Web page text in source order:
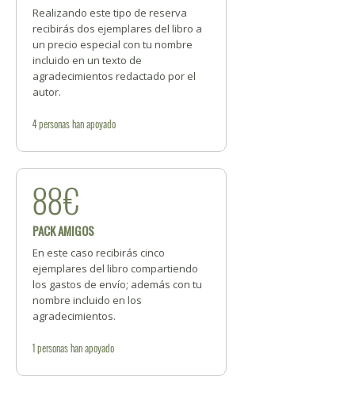
Realizando este tipo de reserva
recibirás dos ejemplares del libro a
un precio especial con tu nombre
incluido en un texto de
agradecimientos redactado por el
autor.
4personashan apoyado
88€
PACK AMIGOS
En este caso recibirás cinco
ejemplares del libro compartiendo
los gastos de envío; además con tu
nombre incluido en los
agradecimientos.
1personashan apoyado